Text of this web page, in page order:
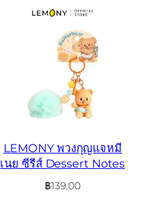
LEMONY พวงกุญแจหมี
เนย ซีรีส์ Dessert Notes
฿139.00